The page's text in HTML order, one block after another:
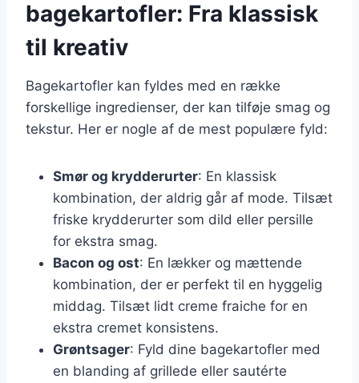
bagekartofler: Fra klassisk
til kreativ
Bagekartofler kan fyldes med en række
forskellige ingredienser, der kan tilføje smag og
tekstur. Her er nogle af de mest populære fyld:
Smør og krydderurter: En klassisk
kombination, der aldrig går af mode. Tilsæt
friske krydderurter som dild eller persille
for ekstra smag.
Bacon og ost: En lækker og mættende
kombination, der er perfekt til en hyggelig
middag. Tilsæt lidt creme fraiche for en
ekstra cremet konsistens.
Grøntsager: Fyld dine bagekartofler med
en blanding af grillede eller sautérte